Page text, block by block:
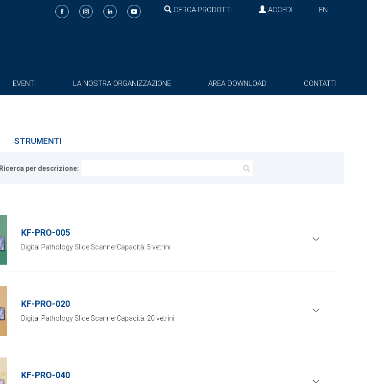
CERCA PRODOTTI ACCEDI EN
EVENTI LA NOSTRA ORGANIZZAZIONE AREA DOWNLOAD CONTATTI
STRUMENTI
Ricerca per descrizione:
KF-PRO-005
Digital Pathology Slide ScannerCapacità: 5 vetrini
KF-PRO-020
Digital Pathology Slide ScannerCapacità: 20 vetrini
KF-PRO-040